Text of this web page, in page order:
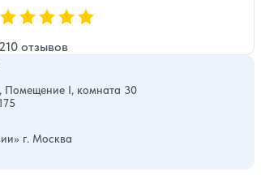
Оценка, количество звезд:
210 отзывов
Помещение I, комната 30
г. Москва